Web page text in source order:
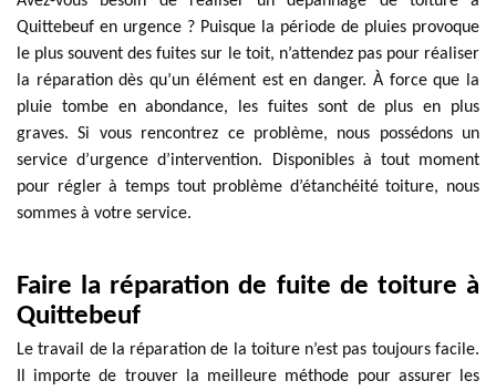
Quittebeuf en urgence ? Puisque la période de pluies provoque
le plus souvent des fuites sur le toit, n’attendez pas pour réaliser
la réparation dès qu’un élément est en danger. À force que la
pluie tombe en abondance, les fuites sont de plus en plus
graves. Si vous rencontrez ce problème, nous possédons un
service d’urgence d’intervention. Disponibles à tout moment
pour régler à temps tout problème d’étanchéité toiture, nous
sommes à votre service.
Faire la réparation de fuite de toiture à
Quittebeuf
Le travail de la réparation de la toiture n’est pas toujours facile.
Il importe de trouver la meilleure méthode pour assurer les